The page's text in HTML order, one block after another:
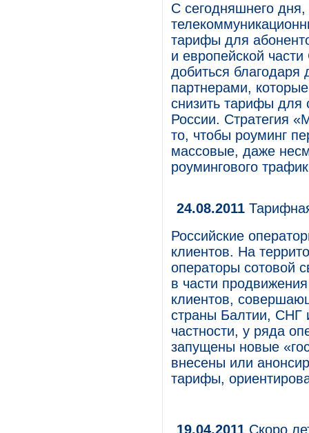
С сегодняшнего
тарифы для
и европейской
добиться
партнерами,
снизить тарифы для
России. Стратегия
то, чтобы роуминг
массовые, даже
роумингового
24.08.2011
Российские
клиентов. На
операторы сотовой
в части
клиентов,
страны Балтии, СНГ
частности, у ряда
запущены новые
внесены или
тарифы,
19.04.2011 Скоро